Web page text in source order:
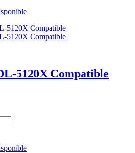
5120X Compatible